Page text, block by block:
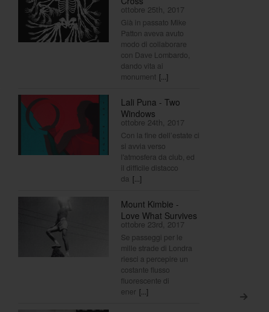
>
ottobre 25th, 2017
Già in passato Mike
Patton aveva avuto
modo di collaborare
con Dave Lombardo,
dando vita ai
monument [...]
Lali Puna - Two
Windows
ottobre 24th, 2017
Con la fine dell’estate ci
si avvia verso
l'atmosfera da club, ed
il difficile distacco
da [...]
Mount Kimbie -
Love What Survives
ottobre 23rd, 2017
Se passeggi per le
mille strade di Londra
riesci a percepire un
costante flusso
fluorescente di
ener [...]